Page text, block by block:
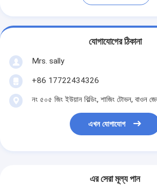
যোগাযোগের ঠিকানা
Mrs. sally
+86 17722434326
নং ৫০৫ জিং ইউয়ান বিল্ডিং, শাজিং টোভন, বাওন
এখন যোগাযোগ
এর সেরা মূল্য পান